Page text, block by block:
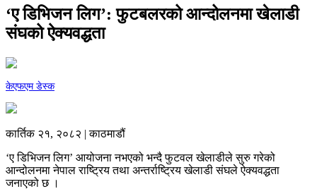
‘ए डिभिजन लिग’: फुटबलरको आन्दोलनमा खेलाडी
संघको ऐक्यवद्धता
केएफएम डेस्क
कार्तिक २१, २०८२ | काठमाडौं
‘ए डिभिजन लिग’ आयोजना नभएको भन्दै फुटवल खेलाडीले सुरु गरेको
आन्दोलनमा नेपाल राष्ट्रिय तथा अन्तर्राष्ट्रिय खेलाडी संघले ऐक्यवद्धता
जनाएको छ ।